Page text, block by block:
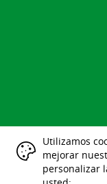
Utilizamos
mejorar
personalizar